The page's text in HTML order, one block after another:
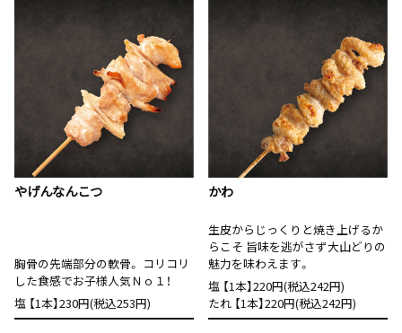
やげんなんこつ
胸骨の先端部分の軟骨。 コリコリ
した食感でお子様人気Ｎｏ１！
塩 【1本】230円(税込253円)
かわ
生皮からじっくりと焼き上げるか
らこそ 旨味を逃がさず大山どりの
魅力を味わえます。
塩 【1本】220円(税込242円)
たれ 【1本】220円(税込242円)